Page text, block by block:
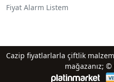
Fiyat Alarm Listem
Cazip fiyatlarlarla çiftlik
mağazanız; ©